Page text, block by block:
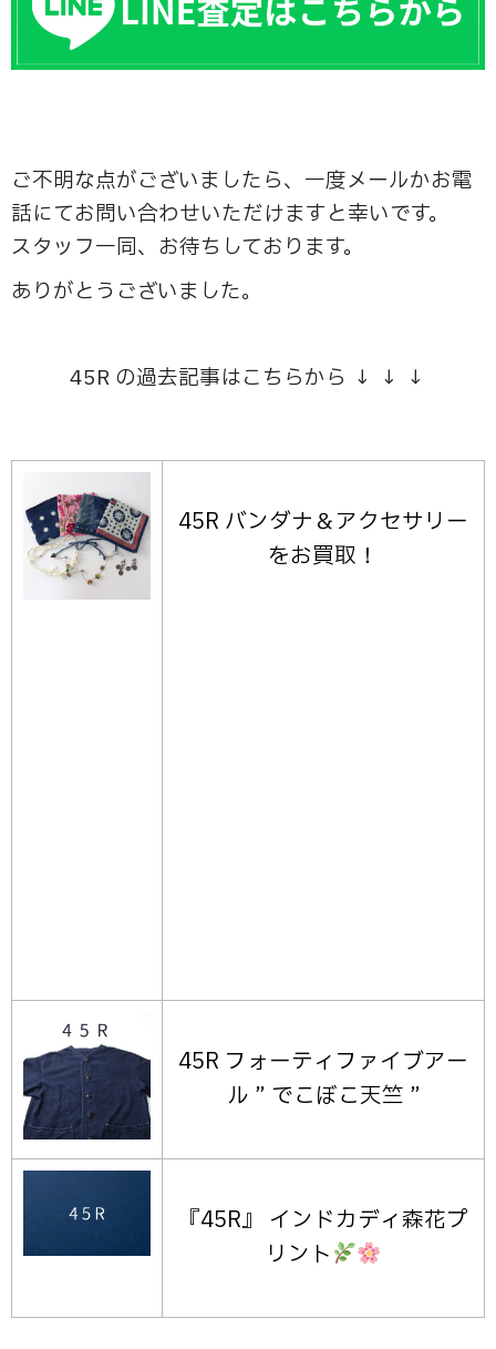
ご不明な点がございましたら、一度メールかお電
話にてお問い合わせいただけますと幸いです。
スタッフ一同、お待ちしております。
ありがとうございました。
45R の過去記事はこちらから ↓ ↓ ↓
45R バンダナ＆アクセサリー
をお買取！
45R フォーティファイブアー
ル ” でこぼこ天竺 ”
『45R』 インドカディ森花プ
リント